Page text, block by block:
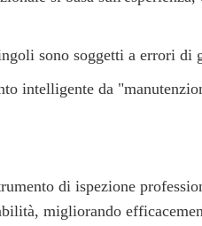
sono soggetti a errori di
intelligente da
di ispezione
migliorando